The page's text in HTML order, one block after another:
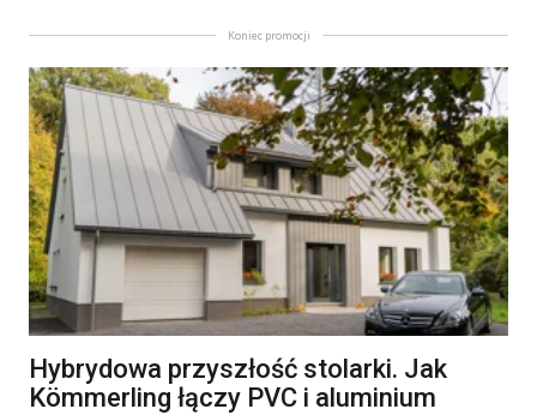
Koniec promocji
Hybrydowa przyszłość stolarki. Jak
Kömmerling łączy PVC i aluminium